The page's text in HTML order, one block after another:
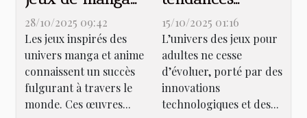
et anime
influencent-ils
la culture
populaire ?
28/10/2025 09:42
Les jeux inspirés des
univers manga et anime
connaissent un succès
fulgurant à travers le
monde. Ces œuvres...
émergentes des
jeux pour
adultes en 2025
15/10/2025 01:16
L’univers des jeux pour
adultes ne cesse
d’évoluer, porté par des
innovations
technologiques et des...